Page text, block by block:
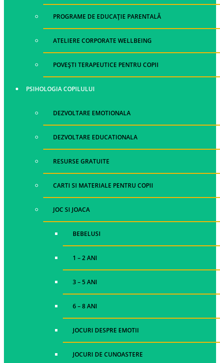
PROGRAME DE EDUCAȚIE PARENTALĂ
ATELIERE CORPORATE WELLBEING
POVEȘTI TERAPEUTICE PENTRU COPII
PSIHOLOGIA COPILULUI
DEZVOLTARE EMOTIONALA
DEZVOLTARE EDUCATIONALA
RESURSE GRATUITE
CARTI SI MATERIALE PENTRU COPII
JOC SI JOACA
BEBELUSI
1 – 2 ANI
3 – 5 ANI
6 – 8 ANI
JOCURI DESPRE EMOTII
JOCURI DE CUNOASTERE